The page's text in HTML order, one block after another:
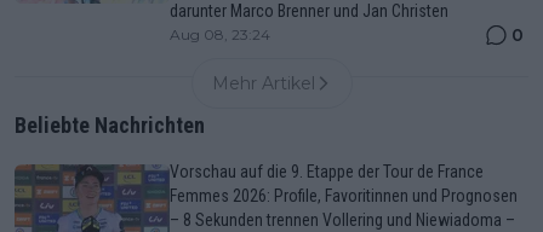
darunter Marco Brenner und Jan Christen
Aug 08, 23:24 0
Mehr Artikel
Beliebte Nachrichten
Vorschau auf die 9. Etappe der Tour de France
Femmes 2026: Profile, Favoritinnen und Prognosen
– 8 Sekunden trennen Vollering und Niewiadoma –